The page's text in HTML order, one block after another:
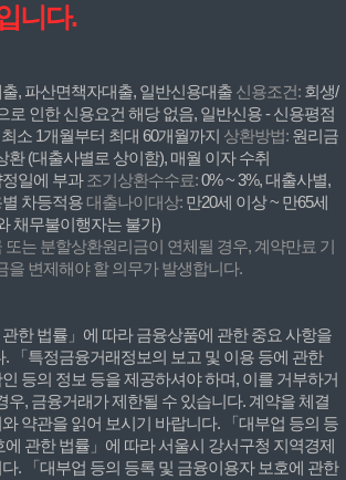
니다.
, 파산면책자대출, 일반신용대출 신용조건: 회생/
로 인한 신용요건 해당 없음, 일반신용 - 신용평점
최소 1개월부터 최대 60개월까지 상환방법: 원리금
환 (대출사별로 상이함), 매월 이자 수취
일에 부과 조기상환수수료:0% ~ 3%, 대출사별,
차등적용 대출나이대상: 만20세 이상 ~ 만65세
채무불이행자는 불가)
는 분할상환원리금이 연체될 경우, 계약만료 기
을 변제해야 할 의무가 발생합니다.
관한 법률」에 따라 금융상품에 관한 중요 사항을
「특정금융거래정보의 보고 및 이용 등에 관한
등의 정보 등을 제공하셔야 하며, 이를 거부하거
우, 금융거래가 제한될 수 있습니다. 계약을 체결
약관을 읽어 보시기 바랍니다. 「대부업 등의 등
관한 법률」에 따라 서울시 강서구청 지역경제
. 「대부업 등의 등록 및 금융이용자 보호에 관한